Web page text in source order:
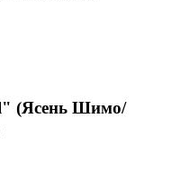
(Ясень Шимо/